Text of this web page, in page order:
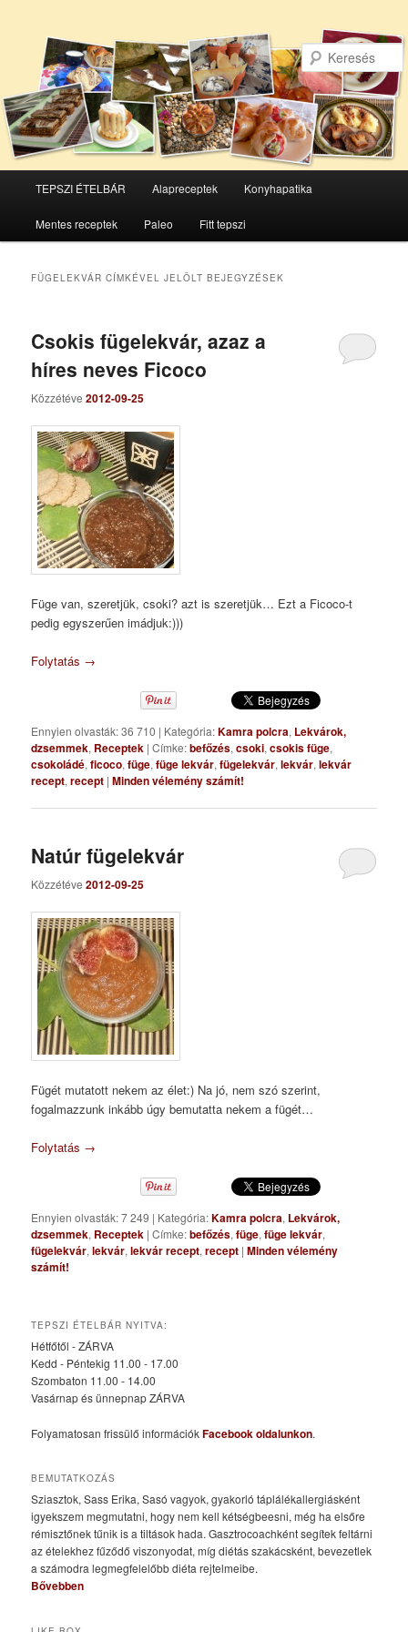
Tovább
az
elsődleges
Tovább
a
másodlagos
TEPSZI ÉTELBÁR Alapreceptek Konyhapatika
Mentes receptek Paleo Fitt tepszi
FÜGELEKVÁR CÍMKÉVEL JELÖLT BEJEGYZÉSEK
Csokis fügelekvár, azaz a
híres neves Ficoco
Közzétéve2012-09-25
Füge van, szeretjük, csoki? azt is szeretjük… Ezt a Ficoco-t
pedig egyszerűen imádjuk:)))
Folytatás →
Ennyien olvasták: 36 710 | Kategória:Kamra polcra, Lekvárok,
dzsemmek, Receptek |Címke:befőzés,csoki,csokis füge,
csokoládé,ficoco,füge,füge lekvár,fügelekvár,lekvár,lekvár
recept,recept |Minden vélemény számít!
Natúr fügelekvár
Közzétéve2012-09-25
Fügét mutatott nekem az élet:) Na jó, nem szó szerint,
fogalmazzunk inkább úgy bemutatta nekem a fügét…
Folytatás →
Ennyien olvasták: 7 249 | Kategória:Kamra polcra, Lekvárok,
dzsemmek, Receptek |Címke:befőzés,füge,füge lekvár,
fügelekvár,lekvár,lekvár recept,recept |Minden vélemény
számít!
TEPSZI ÉTELBÁR NYITVA:
Hétfőtől - ZÁRVA
Kedd - Péntekig 11.00 - 17.00
Szombaton 11.00 - 14.00
Vasárnap és ünnepnap ZÁRVA
Folyamatosan frissülő információkFacebook oldalunkon.
BEMUTATKOZÁS
Sziasztok, Sass Erika, Sasó vagyok, gyakorló táplálékallergiásként
igyekszem megmutatni, hogy nem kell kétségbeesni, még ha elsőre
rémisztőnek tűnik is a tiltások hada. Gasztrocoachként segítek feltárni
az ételekhez fűződő viszonyodat, míg diétás szakácsként, bevezetlek
a számodra legmegfelelőbb diéta rejtelmeibe.
Bővebben